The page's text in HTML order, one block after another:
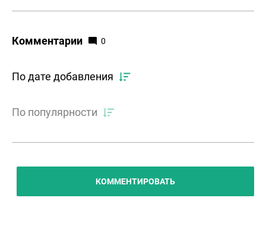
Комментарии 0
По дате добавления
По популярности
КОММЕНТИРОВАТЬ